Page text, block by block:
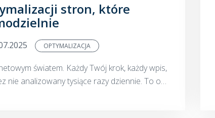
stron, które
OPTYMALIZACJA
światem. Każdy Twój krok, każdy wpis,
nie analizowany tysiące razy dziennie. To one